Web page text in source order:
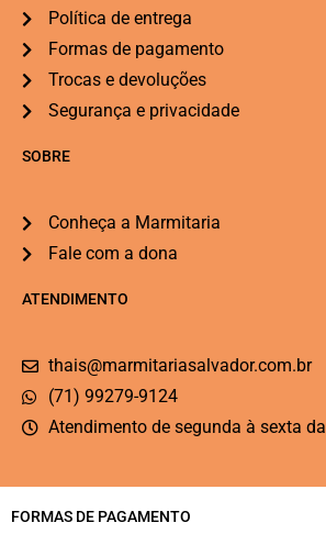
Política de entrega
Formas de pagamento
Trocas e devoluções
Segurança e privacidade
SOBRE
Conheça a Marmitaria
Fale com a dona
ATENDIMENTO
thais@marmitariasalvador.com.br
(71) 99279-9124
Atendimento de segunda à sexta
FORMAS DE PAGAMENTO